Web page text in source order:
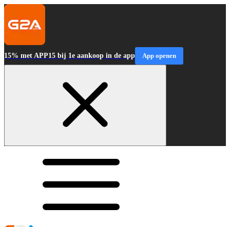
15% met APP15 bij 1e aankoop in de app App openen